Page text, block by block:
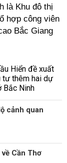
là Khu đô thị
hợp công viên
Bắc Giang
cảnh quan
Cần Thơ